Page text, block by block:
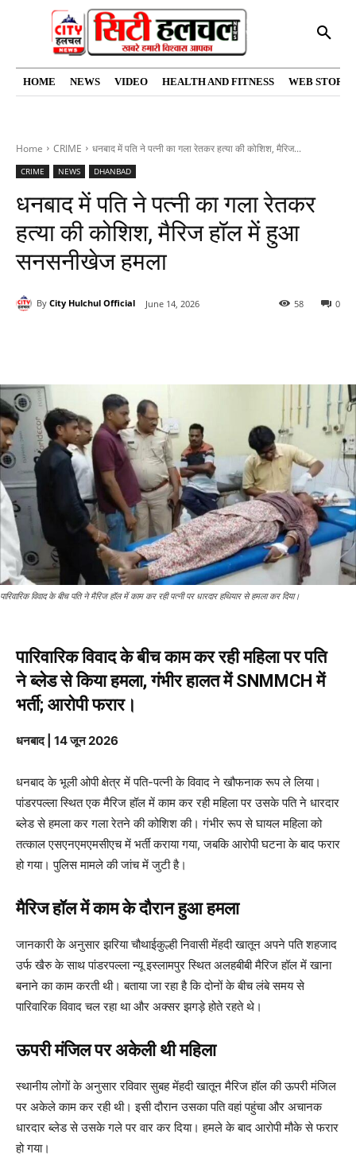
HOME NEWS VIDEO HEALTH AND FITNESS WEB
Home CRIME धनबाद में पति ने पत्नी का गला रेतकर हत्या की कोशिश, मैरिज...
CRIME NEWS DHANBAD
धनबाद में पति ने पत्नी का गला रेतकर
हत्या की कोशिश, मैरिज हॉल में हुआ
सनसनीखेज हमला
By City Hulchul Official June 14, 2026 0
58
पारिवारिक विवाद के बीच पति ने मैरिज हॉल में काम कर रही पत्नी पर धारदार हथियार से हमला कर दिया।
पारिवारिक विवाद के बीच काम कर रही महिला पर पति
ने ब्लेड से किया हमला, गंभीर हालत में SNMMCH में
भर्ती; आरोपी फरार।
धनबाद | 14 जून 2026
धनबाद के भूली ओपी क्षेत्र में पति-पत्नी के विवाद ने खौफनाक रूप ले लिया।
पांडरपल्ला स्थित एक मैरिज हॉल में काम कर रही महिला पर उसके पति ने धारदार
ब्लेड से हमला कर गला रेतने की कोशिश की। गंभीर रूप से घायल महिला को
तत्काल एसएनएमएमसीएच में भर्ती कराया गया, जबकि आरोपी घटना के बाद फरार
हो गया। पुलिस मामले की जांच में जुटी है।
मैरिज हॉल में काम के दौरान हुआ हमला
जानकारी के अनुसार झरिया चौथाईकुल्ही निवासी मेंहदी खातून अपने पति शहजाद
उर्फ खैरु के साथ पांडरपल्ला न्यू इस्लामपुर स्थित अलहबीबी मैरिज हॉल में खाना
बनाने का काम करती थी। बताया जा रहा है कि दोनों के बीच लंबे समय से
पारिवारिक विवाद चल रहा था और अक्सर झगड़े होते रहते थे।
ऊपरी मंजिल पर अकेली थी महिला
स्थानीय लोगों के अनुसार रविवार सुबह मेंहदी खातून मैरिज हॉल की ऊपरी मंजिल
पर अकेले काम कर रही थी। इसी दौरान उसका पति वहां पहुंचा और अचानक
धारदार ब्लेड से उसके गले पर वार कर दिया। हमले के बाद आरोपी मौके से फरार
हो गया।